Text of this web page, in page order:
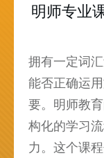
明师专业
拥有一定词
能否正确运
要。明师教
构化的学习
力。这个课